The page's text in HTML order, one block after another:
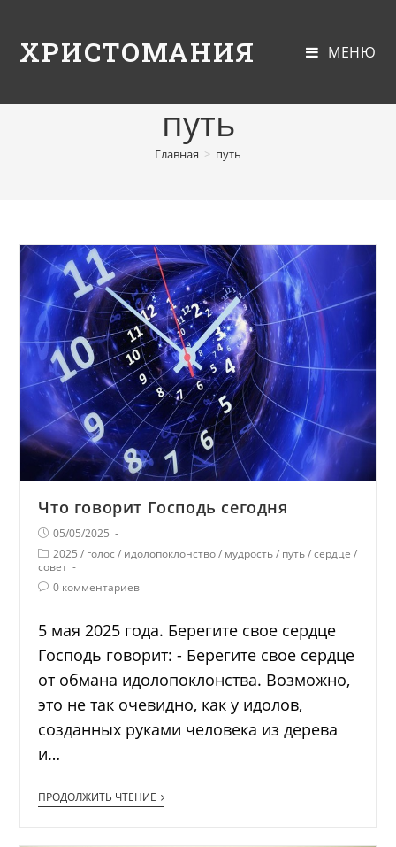
ХРИСТОМАНИЯ МЕНЮ
путь
Главная > путь
Что говорит Господь сегодня
05/05/2025
2025 / голос / идолопоклонство / мудрость / путь / сердце /
совет
0 комментариев
5 мая 2025 года. Берегите свое сердце
Господь говорит: - Берегите свое сердце
от обмана идолопоклонства. Возможно,
это не так очевидно, как у идолов,
созданных руками человека из дерева
и…
ПРОДОЛЖИТЬ ЧТЕНИЕ